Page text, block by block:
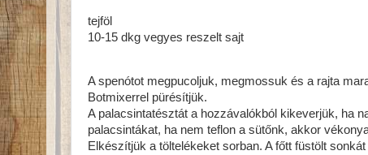
tejföl
10-15 dkg vegyes reszelt sajt
A spenótot megpucoljuk, megmossuk és a rajta
Botmixerrel pürésítjük.
A palacsintatésztát a hozzávalókból kikeverjük, ha
palacsintákat, ha nem teflon a sütőnk, akkor
Elkészítjük a töltelékeket sorban. A főtt füstölt